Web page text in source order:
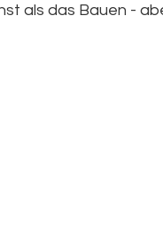
als das Bauen -